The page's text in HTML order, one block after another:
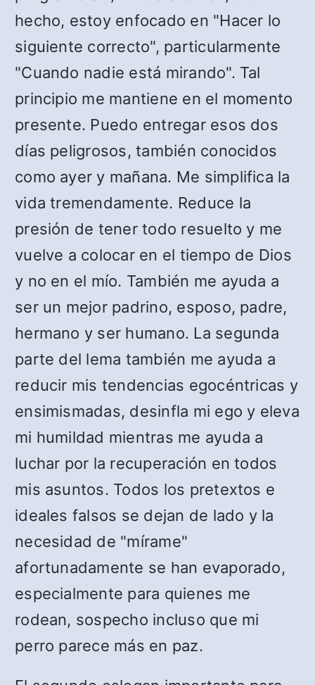
hecho, estoy enfocado en "Hacer lo
siguiente correcto", particularmente
"Cuando nadie está mirando". Tal
principio me mantiene en el momento
presente. Puedo entregar esos dos
días peligrosos, también conocidos
como ayer y mañana. Me simplifica la
vida tremendamente. Reduce la
presión de tener todo resuelto y me
vuelve a colocar en el tiempo de Dios
y no en el mío. También me ayuda a
ser un mejor padrino, esposo, padre,
hermano y ser humano. La segunda
parte del lema también me ayuda a
reducir mis tendencias egocéntricas y
ensimismadas, desinfla mi ego y eleva
mi humildad mientras me ayuda a
luchar por la recuperación en todos
mis asuntos. Todos los pretextos e
ideales falsos se dejan de lado y la
necesidad de "mírame"
afortunadamente se han evaporado,
especialmente para quienes me
rodean, sospecho incluso que mi
perro parece más en paz.